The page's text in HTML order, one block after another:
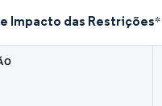
Impacto das Restrições*